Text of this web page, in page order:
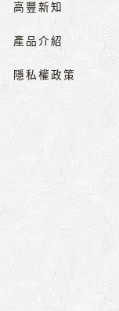
高豐新知
產品介紹
隱私權政策